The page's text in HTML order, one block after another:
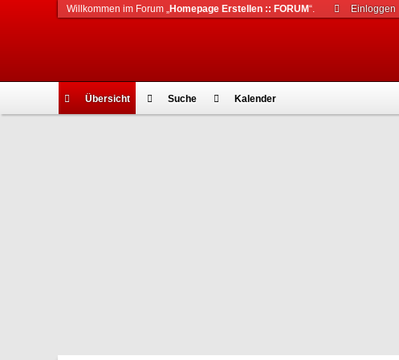
Übersicht Suche Kalender
Willkommen im Forum „Homepage Erstellen :: FORUM“. Einloggen